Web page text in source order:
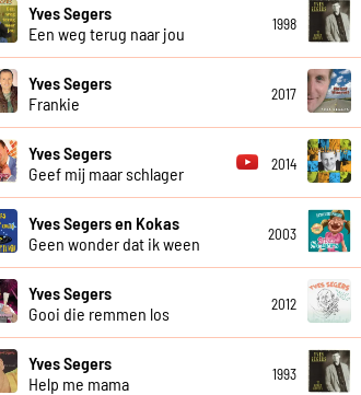
Yves Segers
Een weg terug naar jou
1998
Yves Segers
Frankie
2017
Yves Segers
Geef mij maar schlager
2014
Yves Segers en Kokas
Geen wonder dat ik ween
2003
Yves Segers
Gooi die remmen los
2012
Yves Segers
Help me mama
1993